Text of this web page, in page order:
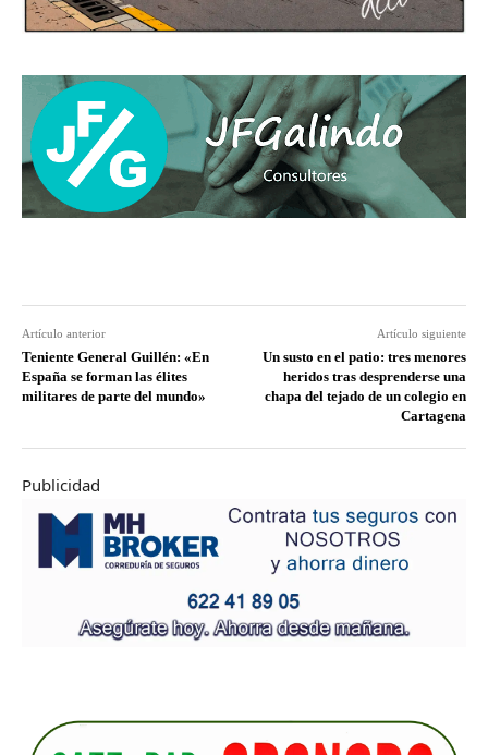
Artículo anterior
Teniente General Guillén: «En
España se forman las élites
militares de parte del mundo»
Artículo siguiente
Un susto en el patio: tres menores
heridos tras desprenderse una
chapa del tejado de un colegio en
Cartagena
Publicidad